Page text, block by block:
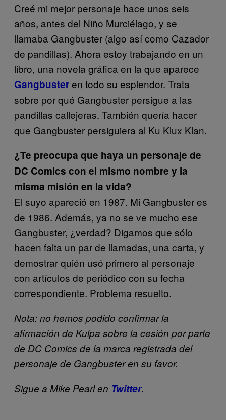
Creé mi mejor personaje hace unos seis
años, antes del Niño Murciélago, y se
llamaba Gangbuster (algo así como Cazador
de pandillas). Ahora estoy trabajando en un
libro, una novela gráfica en la que aparece
Gangbusteren todo su esplendor. Trata
sobre por qué Gangbuster persigue a las
pandillas callejeras. También quería hacer
que Gangbuster persiguiera al Ku Klux Klan.
¿Te preocupa que haya un personaje de
DC Comics con el mismo nombre y la
misma misión en la vida?
El suyo apareció en 1987. Mi Gangbuster es
de 1986. Además, ya no se ve mucho ese
Gangbuster, ¿verdad? Digamos que sólo
hacen falta un par de llamadas, una carta, y
demostrar quién usó primero al personaje
con artículos de periódico con su fecha
correspondiente. Problema resuelto.
Nota: no hemos podido confirmar la
afirmación de Kulpa sobre la cesión por parte
de DC Comics de la marca registrada del
personaje de Gangbuster en su favor.
Sigue a Mike Pearl en Twitter.